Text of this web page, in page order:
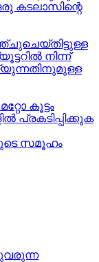
കടലാസിന്റെ
നിന്ന്‌
കൂട്ടം
പ്രകടിപ്പിക്കുക
സമൂഹം